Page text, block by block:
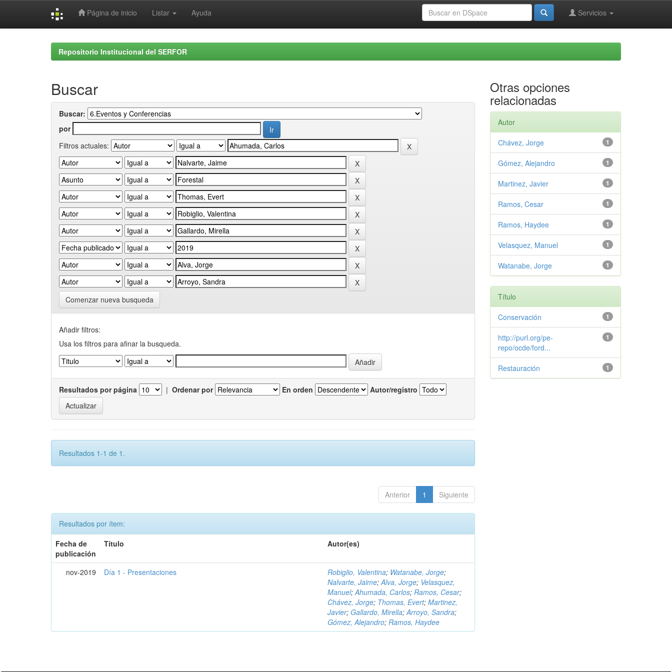
Página de inicio Listar Ayuda Servicios
Repositorio Institucional del SERFOR
Buscar
Buscar:
por
Filtros actuales:
Comenzar nueva busqueda
Añadir filtros:
Usa los filtros para afinar la busqueda.
Resultados por página | Ordenar por En orden Autor/registro
Resultados 1-1 de 1.
Anterior 1 Siguiente
Resultados por ítem:
Fecha de
publicación
Título Autor(es)
nov-2019 Día 1 - Presentaciones Robiglio, Valentina; Watanabe, Jorge;
Nalvarte, Jaime;Alva, Jorge; Velasquez,
Manuel;Ahumada, Carlos;Ramos, Cesar;
Chávez, Jorge; Thomas, Evert;Martinez,
Javier; Gallardo, Mirella;Arroyo, Sandra;
Gómez, Alejandro;Ramos, Haydee
Otras opciones
relacionadas
Autor
1
Chávez, Jorge
1
Gómez, Alejandro
1
Martinez, Javier
1
Ramos, Cesar
1
Ramos, Haydee
1
Velasquez, Manuel
1
Watanabe, Jorge
Título
1
Conservación
1
http://purl.org/pe-
repo/ocde/ford...
1
Restauración